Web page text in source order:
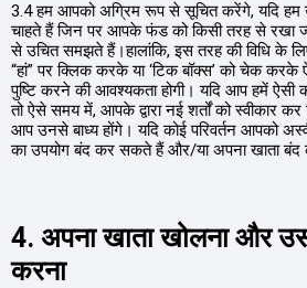
3.4 हम आपको अग्रिम रूप से सूचित करेंगे, यदि हम
चाहते हैं जिन पर आपके फंड को किसी तरह से रखा
से उचित समझते हैं।हालांकि, इस तरह की विधि के
“हां” पर क्लिक करके या ‘टिक बॉक्स’ को चेक करके
पुष्टि करने की आवश्यकता होगी। यदि आप हमें
तो ऐसे समय में, आपके द्वारा नई शर्तों को स्वीकार कर
आप उनसे बाध्य होंगे। यदि कोई परिवर्तन आपको
का उपयोग बंद कर सकते हैं और/या अपना खाता
4. अपना खाता खोलना और
करना